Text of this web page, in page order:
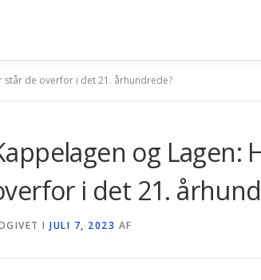
står de overfor i det 21. århundrede?
og
i det 21.
I JULI 7, 2023 AF